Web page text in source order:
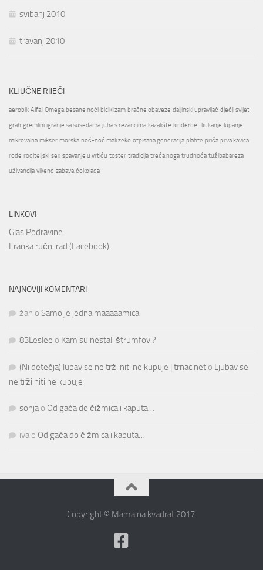
svibanj 2010
travanj 2010
KLJUČNE RIJEČI
aerobik Alfa i Omega besane noći biciklizam bračne obaveze daljinski upravljač dječji svijet
grah gremlini igranje sa susedama juha s rezancima kazalište kinderbet kukanje lupanje
mikrovalna mikser morska noć-noć mali zeko otpisana generacija plahte priča prva kavica
rode roditeljski sex spavanje u vrtiću toster tradicija treća noga trudnoća tužibabareza
uživancija vikend zabava čokolada
LINKOVI
Glas Podravine
Franka ručni rad (Facebook)
NAJNOVIJI KOMENTARI
žan o Samo je jedna maaaaamica
83Leslee o Kam su nestali štrumfovi?
(Ni detečja) lubav se ne trži niti ne kupuje | trnac.net o Ljubav se
ne trži niti ne kupuje
sonjao Od gaća do čižmica i kaputa…
iva o Od gaća do čižmica i kaputa…
Copyright © Mama na kvadrat 2017.